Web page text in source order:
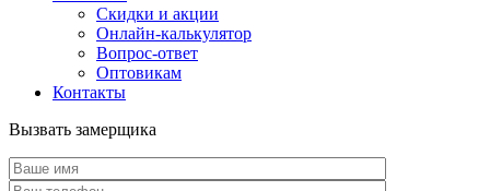
Скидки и акции
Онлайн-калькулятор
Вопрос-ответ
Оптовикам
Контакты
Вызвать замерщика